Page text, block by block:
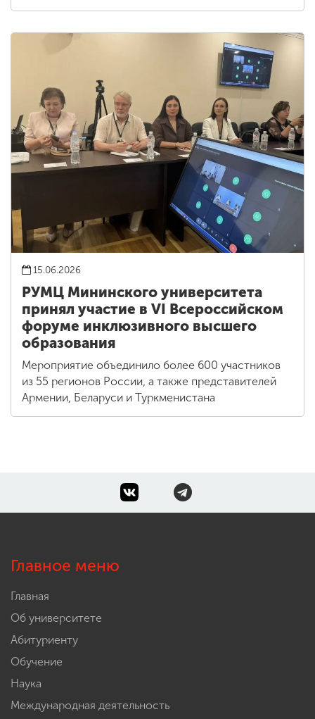
15.06.2026
РУМЦ Мининского университета
принял участие в VI Всероссийском
форуме инклюзивного высшего
образования
Мероприятие объединило более 600 участников
из 55 регионов России, а также представителей
Армении, Беларуси и Туркменистана
Главное меню
Главная
Об университете
Абитуриенту
Обучение
Наука
Международная деятельность